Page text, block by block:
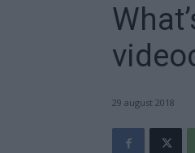
29 august 2018